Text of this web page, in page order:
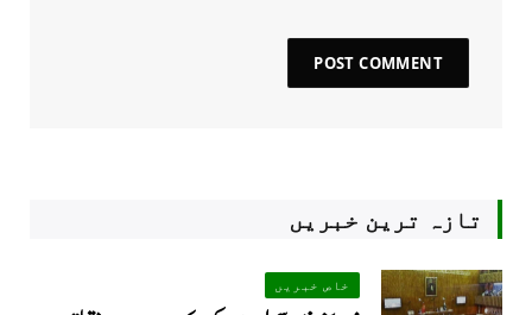
تازہ ترین خبریں
خاص خبریں